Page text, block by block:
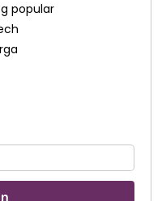
popular